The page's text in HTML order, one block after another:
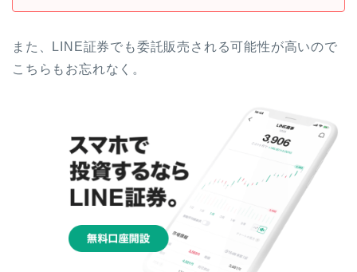
また、LINE証券でも委託販売される可能性が高いので
こちらもお忘れなく。